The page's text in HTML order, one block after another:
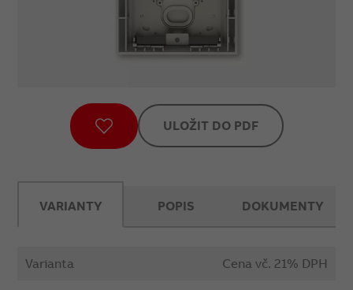
ULOŽIT DO PDF
VARIANTY
Varianta Cena vč. 21% DPH
POPIS DOKUMENTY